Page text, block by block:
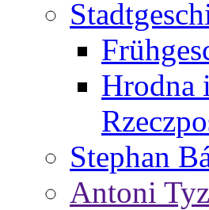
Hrodna
Stephan
Antoni